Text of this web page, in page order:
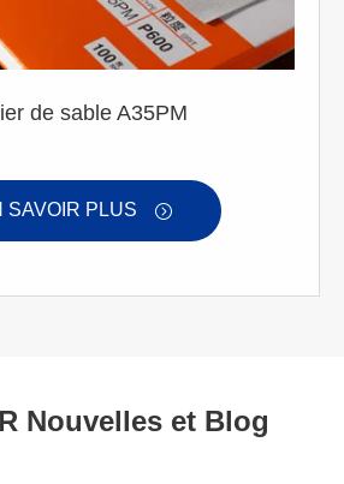
de sable A35PM
SAVOIR PLUS 
Nouvelles et Blog